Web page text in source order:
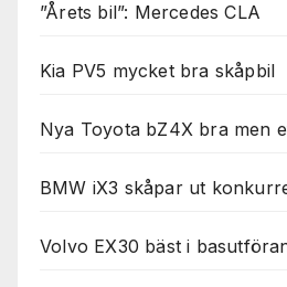
”Årets bil”: Mercedes CLA
Kia PV5 mycket bra skåpbil
Nya Toyota bZ4X bra men
BMW iX3 skåpar ut
Volvo EX30 bäst i